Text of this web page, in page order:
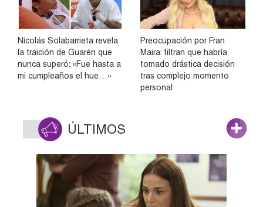
Nicolás Solabarrieta revela
la traición de Guarén que
nunca superó: «Fue hasta a
mi cumpleaños el hue…»
Preocupación por Fran
Maira: filtran que habría
tomado drástica decisión
tras complejo momento
personal
ÚLTIMOS